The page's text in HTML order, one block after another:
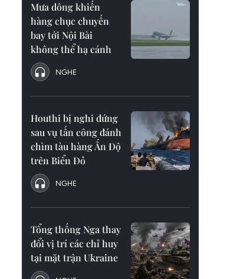
Mưa dông khiến
hàng chục chuyến
bay tới Nội Bài
không thể hạ cánh
NGHE
Houthi bị nghi đứng
sau vụ tấn công đánh
chìm tàu hàng Ấn Độ
trên Biển Đỏ
NGHE
Tổng thống Nga thay
đổi vị trí các chỉ huy
tại mặt trận Ukraine